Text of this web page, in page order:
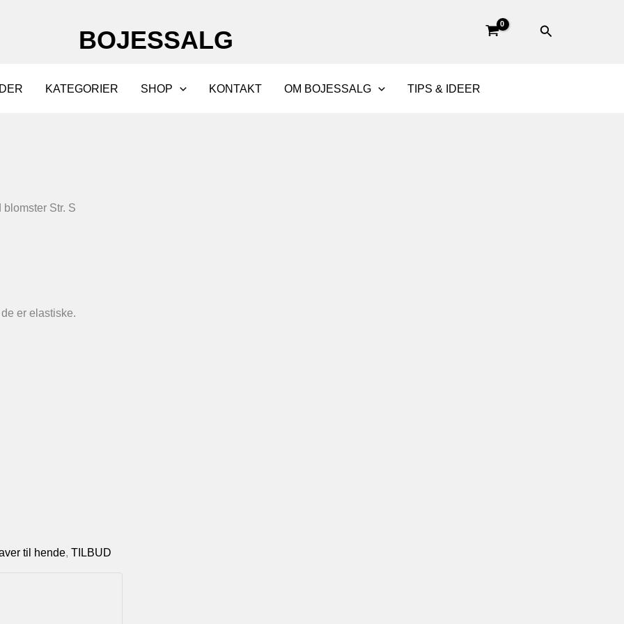
BOJESSALG Søg
KATEGORIER SHOP KONTAKT OM BOJESSALG TIPS & IDEER
blomster Str. S
er elastiske.
til hende, TILBUD